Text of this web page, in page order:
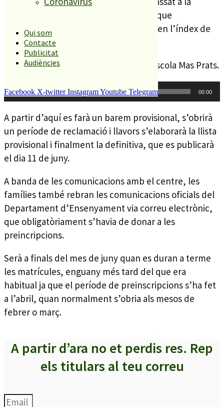
Qui som
Contacte
Publicitat
Audiències
Facebook X-twitter InstagramYoutube Telegram
setantena d’aquest curs. Una baixada que
principalment s’explica per la baixada en l’índex de
natalitat.
Laura Duarte és la cap d’estudis de l’escola Mas Prats.
Reproductor
d'àudio
00:00 00:00
A partir d’aquí es farà un barem provisional, s’obrirà
un període de reclamació i llavors s’elaborarà la llista
provisional i finalment la definitiva, que es publicarà
el dia 11 de juny.
A banda de les comunicacions amb el centre, les
famílies també rebran les comunicacions oficials del
Departament d’Ensenyament via correu electrònic,
que obligatòriament s’havia de donar a les
preincripcions.
Serà a finals del mes de juny quan es duran a terme
les matrícules, enguany més tard del que era
habitual ja que el període de preinscripcions s’ha fet
a l’abril, quan normalment s’obria als mesos de
febrer o març.
A partir d’ara no et perdis res. Rep
els titulars al teu correu